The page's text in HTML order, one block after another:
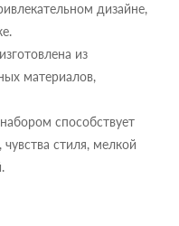
дизайне,
из
материалов,
способствует
стиля, мелкой